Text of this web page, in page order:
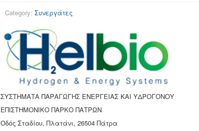
Category: Συνεργάτες
ΣΥΣΤΗΜΑΤΑ ΠΑΡΑΓΩΓΗΣ ΕΝΕΡΓΕΙΑΣ ΚΑΙ ΥΔΡΟΓΟΝΟΥ
ΕΠΙΣΤΗΜΟΝΙΚΟ ΠΑΡΚΟ ΠΑΤΡΩΝ
Οδός Σταδίου, Πλατάνι, 26504 Πάτρα